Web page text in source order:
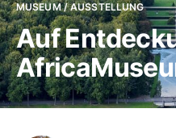
MUSEUM / AUSSTELLUNG
Auf